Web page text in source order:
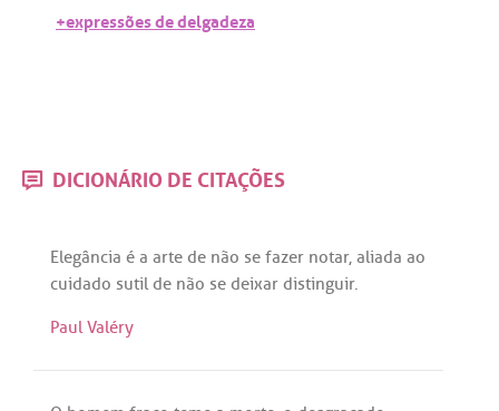
+expressões de delgadeza
DICIONÁRIO DE CITAÇÕES
Elegância é a arte de não se fazer notar, aliada ao
cuidado sutil de não se deixar distinguir.
Paul Valéry